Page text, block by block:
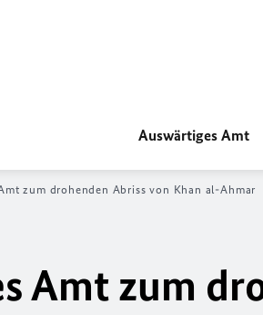
Auswärtiges Amt
zum drohenden Abriss von Khan al-Ahmar
Amt zum